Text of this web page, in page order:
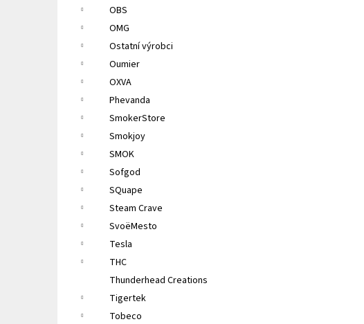
OBS
OMG
Ostatní výrobci
Oumier
OXVA
Phevanda
SmokerStore
Smokjoy
SMOK
Sofgod
SQuape
Steam Crave
SvoëMesto
Tesla
THC
Thunderhead Creations
Tigertek
Tobeco